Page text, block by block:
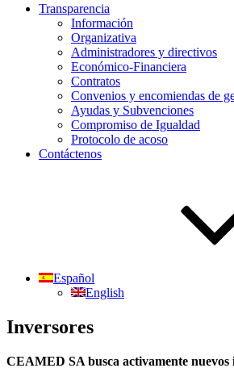
Transparencia
Información
Organizativa
Administradores y directivos
Económico-Financiera
Contratos
Convenios y encomiendas de
Ayudas y Subvenciones
Compromiso de Igualdad
Protocolo de acoso
Contáctenos
Español
English
Inversores
CEAMED SA busca activamente nuevos